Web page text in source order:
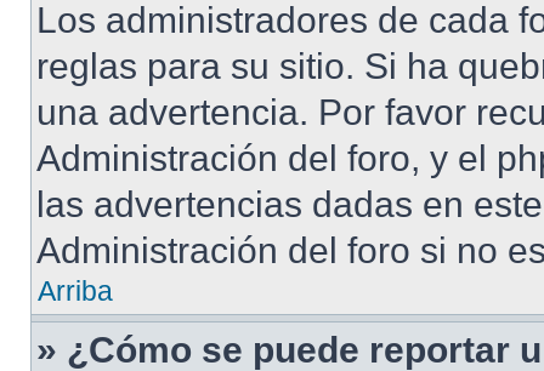
Los administradores de cada
reglas para su sitio. Si ha
una advertencia. Por favor
Administración del foro, y el
las advertencias dadas en
Administración del foro si no
Arriba
» ¿Cómo se puede reportar